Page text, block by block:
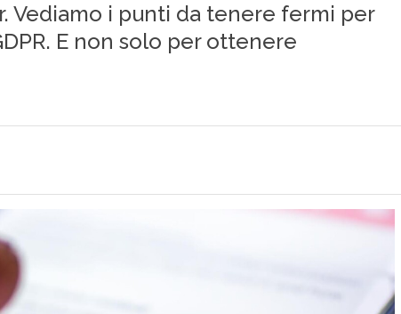
Vediamo i punti da tenere fermi per
E non solo per ottenere